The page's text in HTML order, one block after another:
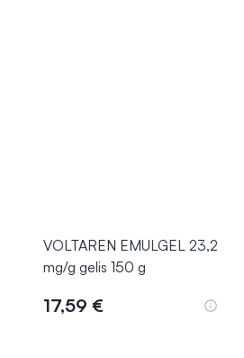
VOLTAREN EMULGEL 23,2
mg/g gelis 150 g
17,59 €